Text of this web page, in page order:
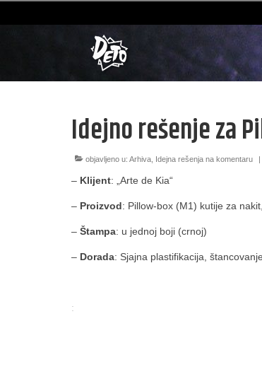
Idejno rešenje za
objavljeno u: Arhiva Idejna rešenja na komentaru |
– Klijent: „Arte de Kia“
– Proizvod: Pillow-box (M1) kutije za
– Štampa: u jednoj boji (crnoj)
– Dorada: Sjajna plastifikacija, štancovanje
: